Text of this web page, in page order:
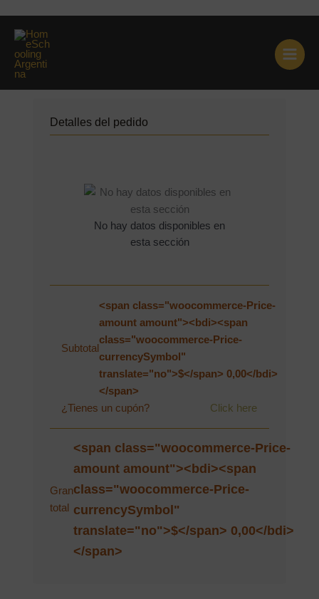
contenido
Checkout
Detalles del pedido
No hay datos disponibles en
esta sección
Subtotal
<span class="woocommerce-Price-
amount amount"><bdi><span
class="woocommerce-Price-
currencySymbol"
translate="no">$</span> 0,00</bdi>
</span>
¿Tienes un cupón?
Click here
Gran
total
<span class="woocommerce-Price-
amount amount"><bdi><span
class="woocommerce-Price-
currencySymbol"
translate="no">$</span> 0,00</bdi>
</span>